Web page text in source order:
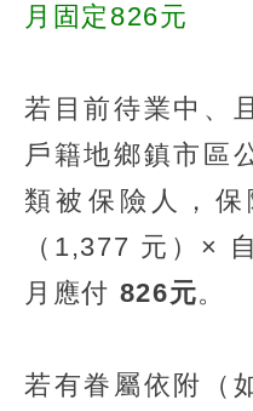
月固定826元
若目前待業中、
戶籍地鄉鎮市區
類被保險人，
（1,377 元）×
月應付 826元。
若有眷屬依附（